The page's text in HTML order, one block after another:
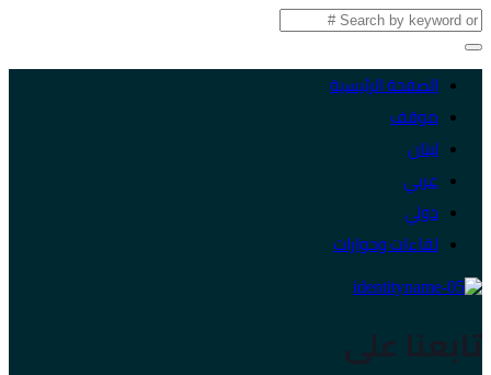
الصفحة الرئيسية
موقف
لبنان
عربي
دولي
لقاءات وحوارات
تابعنا على